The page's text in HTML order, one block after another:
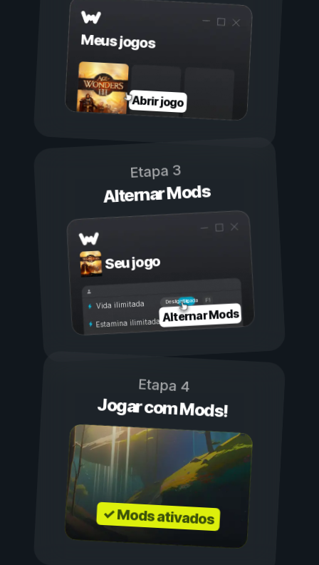
Meus jogos
Abrir jogo
Etapa 3
Alternar Mods
Seu jogo
Ligada
Desligada
Vida ilimitada
Estamina ilimitadaAlternar Mods
Etapa 4
Jogar com Mods!
✓ Mods ativados